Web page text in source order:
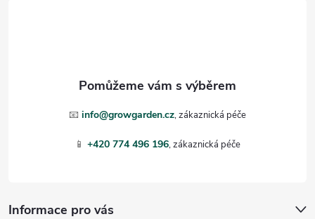
📧 info@growgarden.cz
📱 +420 774 496 196
Informace pro vás